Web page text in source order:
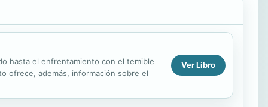
hasta el enfrentamiento con el temible
ofrece, además, información sobre el
Ver Libro